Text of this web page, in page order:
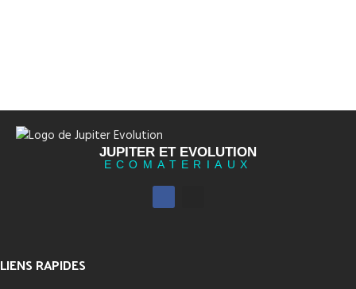
JUPITER ET EVOLUTION
ECOMATERIAUX
LIENS RAPIDES